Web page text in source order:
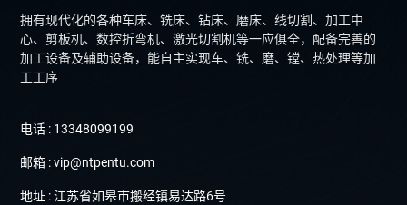
拥有现代化的各种车床、铣床、钻床、磨床、线切割、加工中
心、剪板机、数控折弯机、激光切割机等一应俱全，配备完善的
加工设备及辅助设备，能自主实现车、铣、磨、镗、热处理等加
工工序
电话 : 13348099199
邮箱 : vip@ntpentu.com
地址 : 江苏省如皋市搬经镇易达路6号